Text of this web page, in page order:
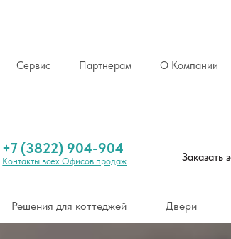
Сервис Партнерам О Компании
+7 (3822) 904-904
Контакты всех Офисов продаж Заказать
Решения для коттеджей Двери